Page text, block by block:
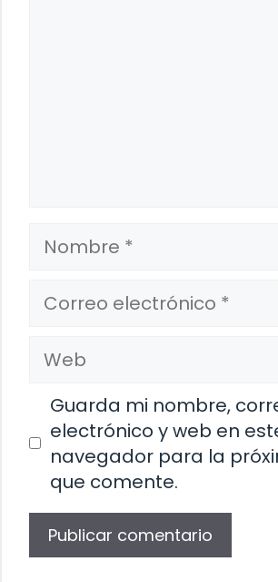
Nombre
Correo
electrónico
Web
Guarda mi nombre,
electrónico y web en
navegador para la
que comente.